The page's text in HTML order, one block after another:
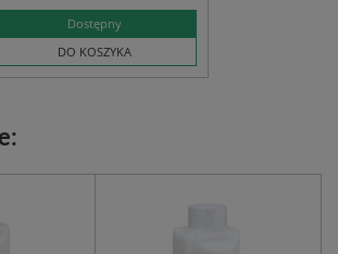
Dostępny
DO KOSZYKA